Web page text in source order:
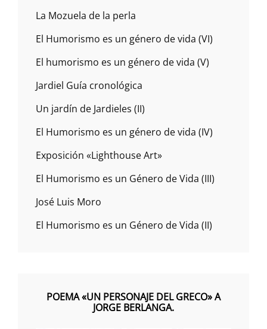
La Mozuela de la perla
El Humorismo es un género de vida (VI)
El humorismo es un género de vida (V)
Jardiel Guía cronológica
Un jardín de Jardieles (II)
El Humorismo es un género de vida (IV)
Exposición «Lighthouse Art»
El Humorismo es un Género de Vida (III)
José Luis Moro
El Humorismo es un Género de Vida (II)
POEMA «UN PERSONAJE DEL GRECO» A
JORGE BERLANGA.